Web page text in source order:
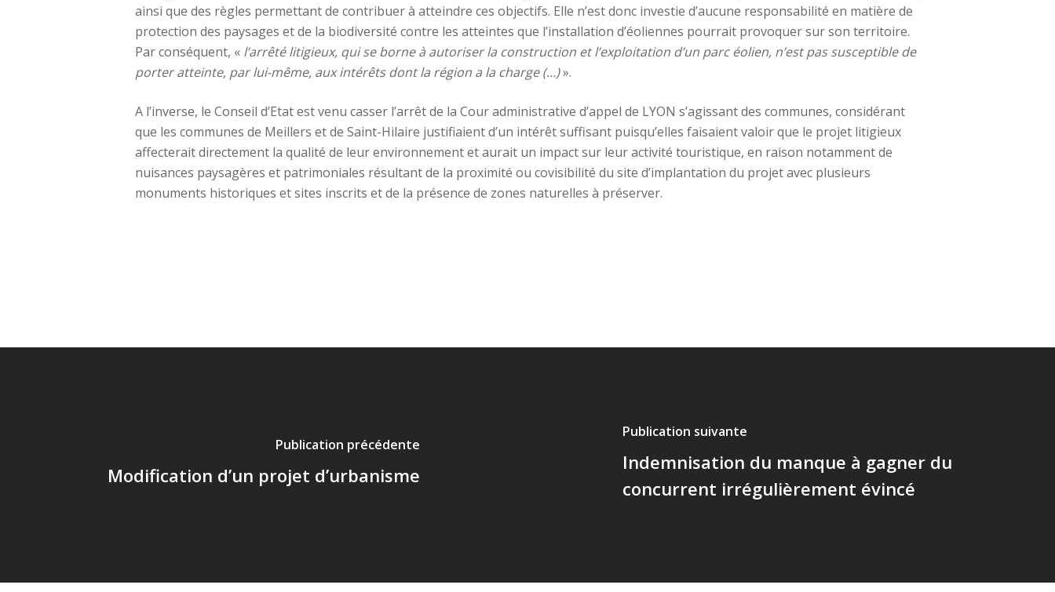
ainsi que des règles permettant de contribuer à atteindre ces objectifs. Elle n’est donc investie d’aucune responsabilité en matière de
protection des paysages et de la biodiversité contre les atteintes que l’installation d’éoliennes pourrait provoquer sur son territoire.
Par conséquent, « l’arrêté litigieux, qui se borne à autoriser la construction et l’exploitation d’un parc éolien, n’est pas susceptible de
porter atteinte, par lui-même, aux intérêts dont la région a la charge (…)».
A l’inverse, le Conseil d’Etat est venu casser l’arrêt de la Cour administrative d’appel de LYON s’agissant des communes, considérant
que les communes de Meillers et de Saint-Hilaire justifiaient d’un intérêt suffisant puisqu’elles faisaient valoir que le projet litigieux
affecterait directement la qualité de leur environnement et aurait un impact sur leur activité touristique, en raison notamment de
nuisances paysagères et patrimoniales résultant de la proximité ou covisibilité du site d’implantation du projet avec plusieurs
monuments historiques et sites inscrits et de la présence de zones naturelles à préserver.
Publication précédente
Modification d’un projet d’urbanisme
Publication suivante
Indemnisation du manque à gagner du
concurrent irrégulièrement évincé